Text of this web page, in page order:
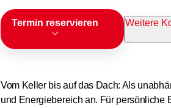
Termin reservieren Weitere
Vom Keller bis auf das Dach: Als
und Energiebereich an. Für persönliche